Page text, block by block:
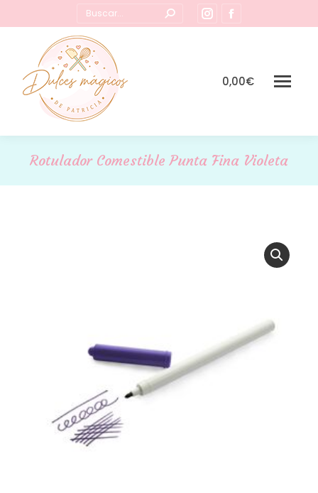
Buscar:
Instagram
page
new
page
in
0,00€
Rotulador Comestible Punta Fina Violeta